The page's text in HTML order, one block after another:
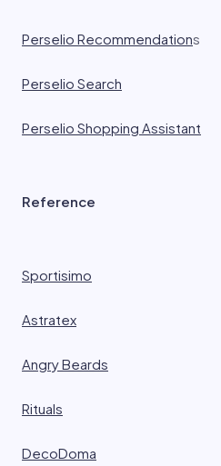
Perselio Recommendations
Perselio Search
Perselio Shopping Assistant
Reference
Sportisimo
Astratex
Angry Beards
Rituals
DecoDoma